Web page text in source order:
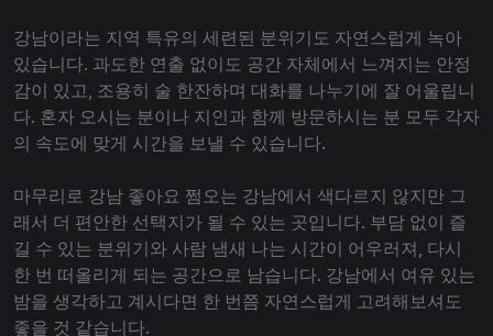
강남이라는 지역 특유의 세련된 분위기도 자연스럽게 녹아
있습니다. 과도한 연출 없이도 공간 자체에서 느껴지는 안정
감이 있고, 조용히 술 한잔하며 대화를 나누기에 잘 어울립니
다. 혼자 오시는 분이나 지인과 함께 방문하시는 분 모두 각자
의 속도에 맞게 시간을 보낼 수 있습니다.
마무리로 강남 좋아요 쩜오는 강남에서 색다르지 않지만 그
래서 더 편안한 선택지가 될 수 있는 곳입니다. 부담 없이 즐
길 수 있는 분위기와 사람 냄새 나는 시간이 어우러져, 다시
한 번 떠올리게 되는 공간으로 남습니다. 강남에서 여유 있는
밤을 생각하고 계시다면 한 번쯤 자연스럽게 고려해보셔도
좋을 것 같습니다.